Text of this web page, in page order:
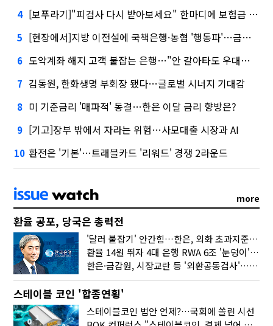
4 [보푸라기]"피검사 다시 받아보세요" 한마디에 보험금 못 받을 뻔?
5 [현장에서]지방 이전설에 국책은행·농협 '행동파'…금감원 '신중모드'
6 도약계좌 해지 고객 붙잡는 은행…"안 갈아타도 우대금리 드려요"
7 김동원, 한화생명 부회장 됐다…글로벌 시너지 기대감
8 미 기준금리 '매파적' 동결…한은 이달 금리 향방은?
9 [기고]장부 밖에서 자라는 위험…사모대출 시장과 AI
10 환전은 '기본'…트래블카드 '리워드' 경쟁 2라운드
more
환율 공포, 당국은 총력전
'달러 붙잡기' 안간힘…한은, 외화 초과지준에 이자 6개월 더
환율 14원 뛰자 4대 은행 RWA 6조 '눈덩이'…2배 뛴 2분기는?
한은·금감원, 시장교란 등 '외환공동검사'…환율 급등 전방위 대응
스테이블 코인 '합종연횡'
스테이블코인 법안 언제?…국회에 쏠린 시선